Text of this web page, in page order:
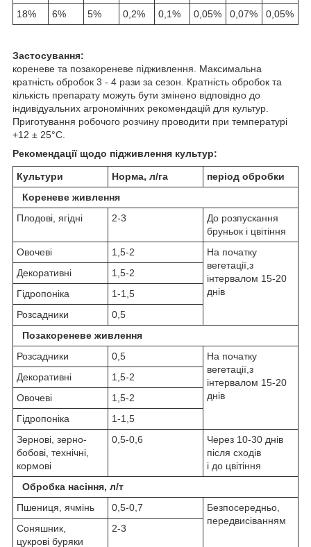
18% 6% 5% 0,2% 0,1% 0,05% 0,07% 0,05%
Застосування:
кореневе та позакореневе підживлення. Максимальна
кратність обробок 3 - 4 рази за сезон. Кратність обробок та
кількість препарату можуть бути змінено відповідно до
індивідуальних агрономічних рекомендацій для культур.
Приготування робочого розчину проводити при температурі
+12 ± 25°C.
Рекомендації щодо підживлення культур:
Культури Норма, л/га
період обробки
Кореневе живлення
Плодові, ягідні
2-3
До розпускання
бруньок і цвітіння
Овочеві
1,5-2
На початку
вегетації,з
інтервалом 15-20
днів
Декоративні
1,5-2
Гідропоніка
1-1,5
Розсадники
0,5
Позакореневе живлення
Розсадники
0,5
На початку
вегетації,з
інтервалом 15-20
днів
Декоративні
1,5-2
Овочеві
1,5-2
Гідропоніка
1-1,5
Зернові, зерно-
бобові, технічні,
кормові
0,5-0,6
Через 10-30 днів
після сходів
і до цвітіння
Обробка насіння, л/т
Пшениця, ячмінь
0,5-0,7
Безпосередньо,
передвисіванням
Соняшник,
цукрові буряки
2-3